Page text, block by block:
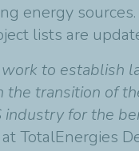
energy
lists are
to establish
transition of
for the
TotalEnergies